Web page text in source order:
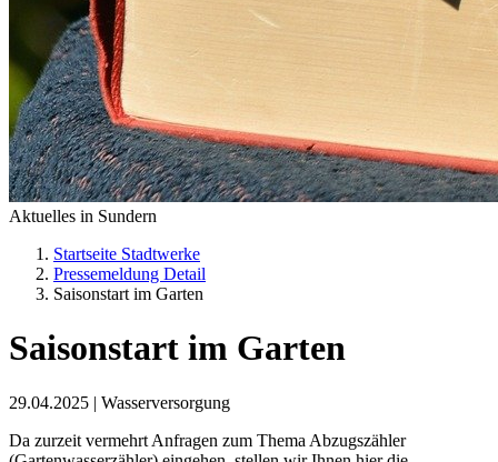
Aktuelles in Sundern
Startseite Stadtwerke
Pressemeldung Detail
Saisonstart im Garten
Saisonstart im Garten
29.04.2025 | Wasserversorgung
Da zurzeit vermehrt Anfragen zum Thema Abzugszähler